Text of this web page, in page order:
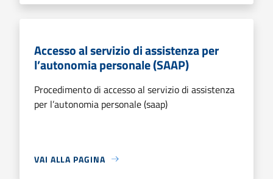
Accesso al servizio di assistenza per
l’autonomia personale (SAAP)
Procedimento di accesso al servizio di assistenza
per l’autonomia personale (saap)
VAI ALLA PAGINA